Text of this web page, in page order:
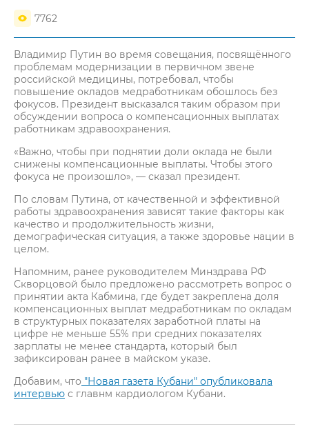
7762
Владимир Путин во время совещания, посвящённого
проблемам модернизации в первичном звене
российской медицины, потребовал, чтобы
повышение окладов медработникам обошлось без
фокусов. Президент высказался таким образом при
обсуждении вопроса о компенсационных выплатах
работникам здравоохранения.
«Важно, чтобы при поднятии доли оклада не были
снижены компенсационные выплаты. Чтобы этого
фокуса не произошло», — сказал президент.
По словам Путина, от качественной и эффективной
работы здравоохранения зависят такие факторы как
качество и продолжительность жизни,
демографическая ситуация, а также здоровье нации в
целом.
Напомним, ранее руководителем Минздрава РФ
Скворцовой было предложено рассмотреть вопрос о
принятии акта Кабмина, где будет закреплена доля
компенсационных выплат медработникам по окладам
в структурных показателях заработной платы на
цифре не меньше 55% при средних показателях
зарплаты не менее стандарта, который был
зафиксирован ранее в майском указе.
Добавим, что "Новая газета Кубани" опубликовала
интервью с главнм кардиологом Кубани.